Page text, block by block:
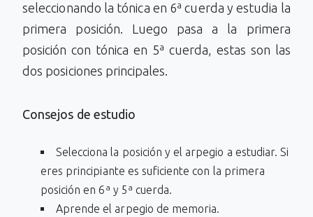
seleccionando la tónica en 6ª cuerda y estudia la
primera posición. Luego pasa a la primera
posición con tónica en 5ª cuerda, estas son las
dos posiciones principales.
Consejos de estudio
Selecciona la posición y el arpegio a estudiar. Si
eres principiante es suficiente con la primera
posición en 6ª y 5ª cuerda.
Aprende el arpegio de memoria.